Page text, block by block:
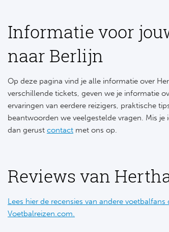
Informatie voor
naar Berlijn
Op deze pagina vind je alle informatie over
verschillende tickets, geven we je informatie
ervaringen van eerdere reizigers, praktische
beantwoorden we veelgestelde vragen. Mis je
dan gerust contact met ons op.
Reviews van
Lees hier de recensies van andere
Voetbalreizen.com.